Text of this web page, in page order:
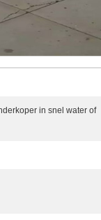
in snel water of